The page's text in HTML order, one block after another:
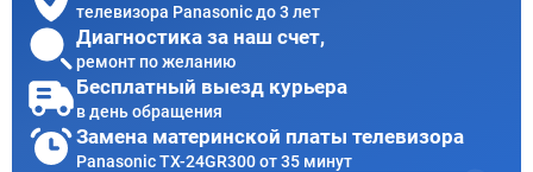
телевизора Panasonic до 3 лет
Диагностика за наш счет,
ремонт по желанию
Бесплатный выезд курьера
в день обращения
Замена материнской платы телевизора
Panasonic TX-24GR300 от 35 минут